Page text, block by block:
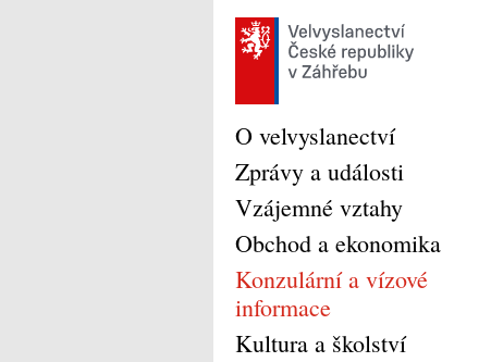
O velvyslanectví
Zprávy a události
Vzájemné vztahy
Obchod a ekonomika
Konzulární a vízové
informace
Kultura a školství